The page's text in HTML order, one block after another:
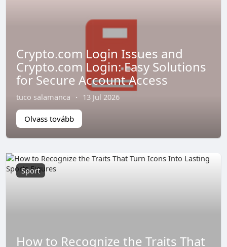
Crypto.com Login Issues and
Crypto.com Login: Easy Solutions
for Secure Account Access
tuco salamanca · 13 Jul 2026
Olvass tovább
Sport
How to Recognize the Traits That